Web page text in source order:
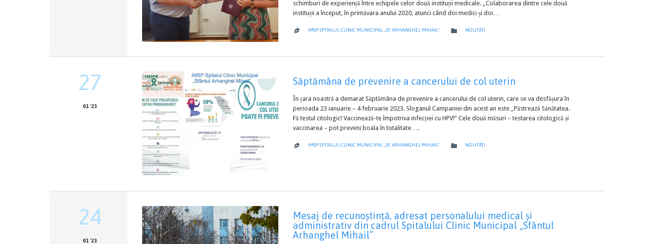
schimburi de experiență între echipele celor două instituții medicale. „Colaborarea dintre cele două
instituții a început, în primăvara anului 2020, atunci când doi medici și doi…
 IMSP SPITALUL CLINIC MUNICIPAL „SF. ARHANGHEL MIHAIL”  CATEGORY
NOUTĂȚI
27
01 '23
Săptămâna de prevenire a cancerului de col uterin
În țara noastră a demarat Săptămâna de prevenire a cancerului de col uterin, care se va desfășura în
perioada 23 ianuarie – 4 februarie 2023. Sloganul Campaniei din acest an este „Păstrează Sănătatea.
Fă testul citologic! Vaccinează-te împotriva infecției cu HPV!” Cele două măsuri – testarea citologică și
vaccinarea – pot preveni boala în totalitate….
 IMSP SPITALUL CLINIC MUNICIPAL „SF. ARHANGHEL MIHAIL”  CATEGORY
NOUTĂȚI
24
01 '23
Mesaj de recunoștință, adresat personalului medical și
administrativ din cadrul Spitalului Clinic Municipal „Sfântul
Arhanghel Mihail”